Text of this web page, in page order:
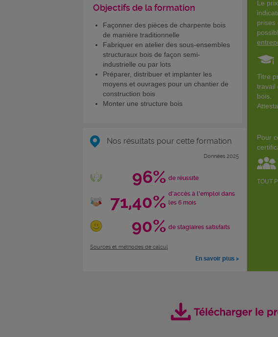
Objectifs de la formation
Façonner des pièces de charpente bois
de manière traditionnelle
Fabriquer en atelier des sous-ensembles
structuraux bois de façon semi-
industrielle ou par lots
Préparer, distribuer et implanter les
moyens et ouvrages pour un chantier de
construction bois
Monter une structure bois
Nos résultats pour cette formation
Données 2025
96% de réussite
71,40% d'accès à l'emploi dans
les 6 mois
90% de stagiaires satisfaits
Sources et méthodes de calcul
En savoir plus >
Le
prises
Titre
travail
bois.
Pour
TOUT